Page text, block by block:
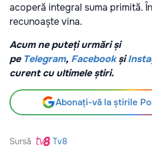
acoperă integral suma primită.
recunoaște vina.
Acum ne puteți urmări și
pe Telegram, Facebook și
curent cu ultimele știri.
Abonați-vă la știrile
Sursă Tv8